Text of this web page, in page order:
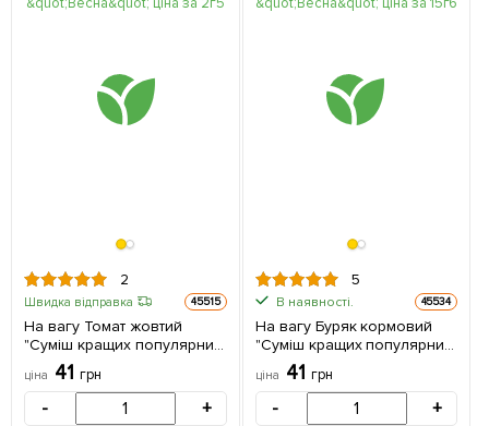
2
Швидка відправка 45515
На вагу Томат жовтий
"Суміш кращих популярних
сортів" ТМ "Весна" ціна за
2г
ціна 41 грн
- +
5
В наявності. 45534
На вагу Буряк кормовий
"Суміш кращих популярних
сортів" ТМ "Весна" ціна за
15г
ціна 41 грн
- +